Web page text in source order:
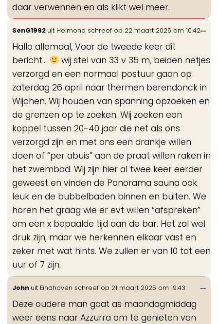
daar verwennen en als klikt wel meer.
SenG1992 uit Helmond schreef op 22 maart 2025 om 10:42
Hallo allemaal, Voor de tweede keer dit
bericht…
wij stel van 33 v 35 m, beiden netjes
verzorgd en een normaal postuur gaan op
zaterdag 26 april naar thermen berendonck in
Wijchen. Wij houden van spanning opzoeken en
de grenzen op te zoeken. Wij zoeken een
koppel tussen 20-40 jaar die net als ons
verzorgd zijn en met ons een drankje willen
doen of “per abuis” aan de praat willen raken in
het zwembad. Wij zijn hier al twee keer eerder
geweest en vinden de Panorama sauna ook
leuk en de bubbelbaden binnen en buiten. We
horen het graag wie er evt willen “afspreken”
om een x bepaalde tijd aan de bar. Het zal wel
druk zijn, maar we herkennen elkaar vast en
zeker met wat hints. We zullen er van 10 tot een
uur of 7 zijn.
...
John uit Eindhoven schreef op 21 maart 2025 om 19:43
Deze oudere man gaat as maandagmiddag
weer eens naar Azzurra om te genieten van
...